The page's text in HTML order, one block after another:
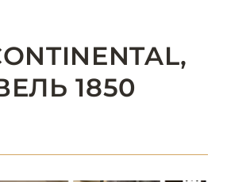
1850
МАЛЬДИВСКИХ ОСТРОВОВ
ISLAND MALDIVES: ВАШ